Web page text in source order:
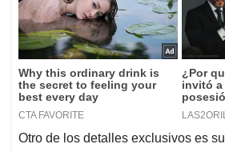
Otro de los detalles exclusivos es su